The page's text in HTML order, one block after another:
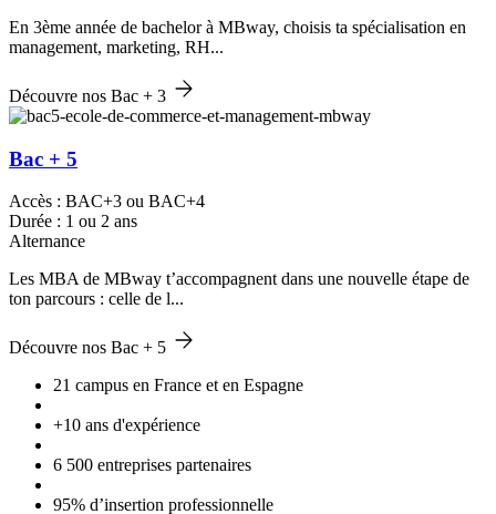
En 3ème année de bachelor à MBway, choisis ta spécialisation en
management, marketing, RH...
Découvre nos Bac + 3
Bac + 5
Accès : BAC+3 ou BAC+4
Durée : 1 ou 2 ans
Alternance
Les MBA de MBway t’accompagnent dans une nouvelle étape de
ton parcours : celle de l...
Découvre nos Bac + 5
21 campus en France et en Espagne
+10 ans d'expérience
6 500 entreprises partenaires
95% d’insertion professionnelle